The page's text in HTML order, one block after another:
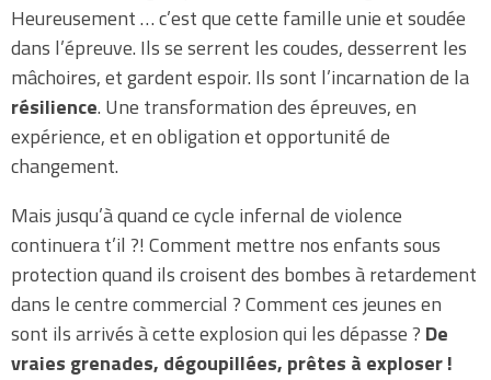
Heureusement … c’est que cette famille unie et soudée
dans l’épreuve. Ils se serrent les coudes, desserrent les
mâchoires, et gardent espoir. Ils sont l’incarnation de la
résilience. Une transformation des épreuves, en
expérience, et en obligation et opportunité de
changement.
Mais jusqu’à quand ce cycle infernal de violence
continuera t’il ?! Comment mettre nos enfants sous
protection quand ils croisent des bombes à retardement
dans le centre commercial ? Comment ces jeunes en
sont ils arrivés à cette explosion qui les dépasse ? De
vraies grenades, dégoupillées, prêtes à exploser !